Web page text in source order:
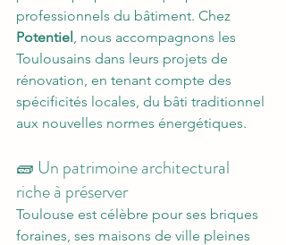
professionnels du bâtiment. Chez
Potentiel , nous accompagnons les
Toulousains dans leurs projets de
rénovation, en tenant compte des
spécificités locales, du bâti traditionnel
aux nouvelles normes énergétiques.
🧱 Un patrimoine architectural
riche à préserver
Toulouse est célèbre pour ses briques
foraines, ses maisons de ville pleines